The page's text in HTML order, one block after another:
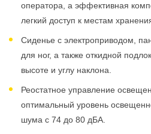
оператора, а эффективная
легкий доступ к местам
Сиденье с электроприводом,
для ног, а также откидной
высоте и углу наклона.
Реостатное управление
оптимальный уровень
шума с 74 до 80 дБА.